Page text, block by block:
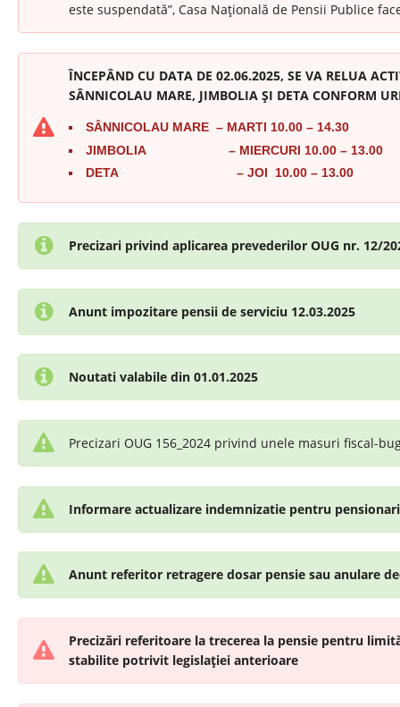
este suspendată”, Casa Națională de Pensii Publice
ÎNCEPÂND CU DATA DE 02.06.2025, SE VA RELUA
SÂNNICOLAU MARE, JIMBOLIA ȘI DETA CONFORM
SÂNNICOLAU MARE – MARTI 10.00 – 14.30
JIMBOLIA – MIERCURI 10.00 – 13.00
DETA – JOI 10.00 – 13.00
Precizari privind aplicarea prevederilor OUG nr. 12/
Anunt impozitare pensii de serviciu 12.03.2025
Noutati valabile din 01.01.2025
Precizari OUG 156_2024 privind unele masuri fiscal-
Informare actualizare indemnizatie pentru
Anunt referitor retragere dosar pensie sau anulare
Precizări referitoare la trecerea la pensie pentru
stabilite potrivit legislației anterioare